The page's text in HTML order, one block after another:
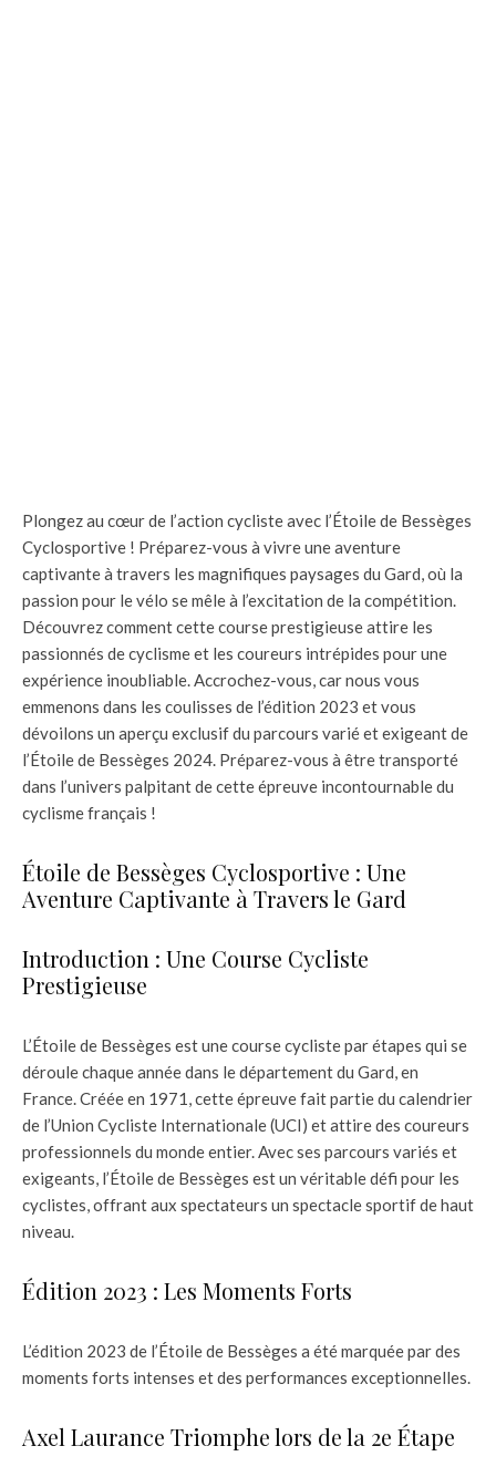
Plongez au cœur de l’action cycliste avec l’Étoile de Bessèges
Cyclosportive ! Préparez-vous à vivre une aventure
captivante à travers les magnifiques paysages du Gard, où la
passion pour le vélo se mêle à l’excitation de la compétition.
Découvrez comment cette course prestigieuse attire les
passionnés de cyclisme et les coureurs intrépides pour une
expérience inoubliable. Accrochez-vous, car nous vous
emmenons dans les coulisses de l’édition 2023 et vous
dévoilons un aperçu exclusif du parcours varié et exigeant de
l’Étoile de Bessèges 2024. Préparez-vous à être transporté
dans l’univers palpitant de cette épreuve incontournable du
cyclisme français !
Étoile de Bessèges Cyclosportive : Une
Aventure Captivante à Travers le Gard
Introduction : Une Course Cycliste
Prestigieuse
L’Étoile de Bessèges est une course cycliste par étapes qui se
déroule chaque année dans le département du Gard, en
France. Créée en 1971, cette épreuve fait partie du calendrier
de l’Union Cycliste Internationale (UCI) et attire des coureurs
professionnels du monde entier. Avec ses parcours variés et
exigeants, l’Étoile de Bessèges est un véritable défi pour les
cyclistes, offrant aux spectateurs un spectacle sportif de haut
niveau.
Édition 2023 : Les Moments Forts
L’édition 2023 de l’Étoile de Bessèges a été marquée par des
moments forts intenses et des performances exceptionnelles.
Axel Laurance Triomphe lors de la 2e Étape